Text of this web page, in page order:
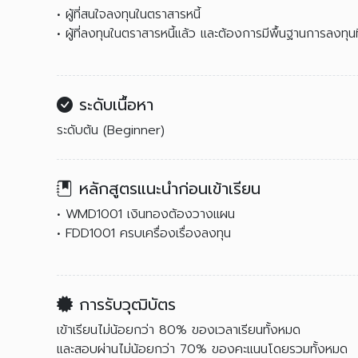
• ผู้ที่สนใจลงทุนในตราสารหนี้
• ผู้ที่ลงทุนในตราสารหนี้แล้ว และต้องการมีพื้นฐานการลงทุ
ระดับเนื้อหา
ระดับต้น (Beginner)
หลักสูตรแนะนำก่อนเข้าเรียน
• WMD1001 เงินทองต้องวางแผน
• FDD1001 ครบเครื่องเรื่องลงทุน
การรับวุฒิบัตร
เข้าเรียนไม่น้อยกว่า 80% ของเวลาเรียนทั้งหมด
และสอบผ่านไม่น้อยกว่า 70% ของคะแนนโดยรวมทั้งหมด